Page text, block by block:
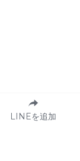
LINEを追加